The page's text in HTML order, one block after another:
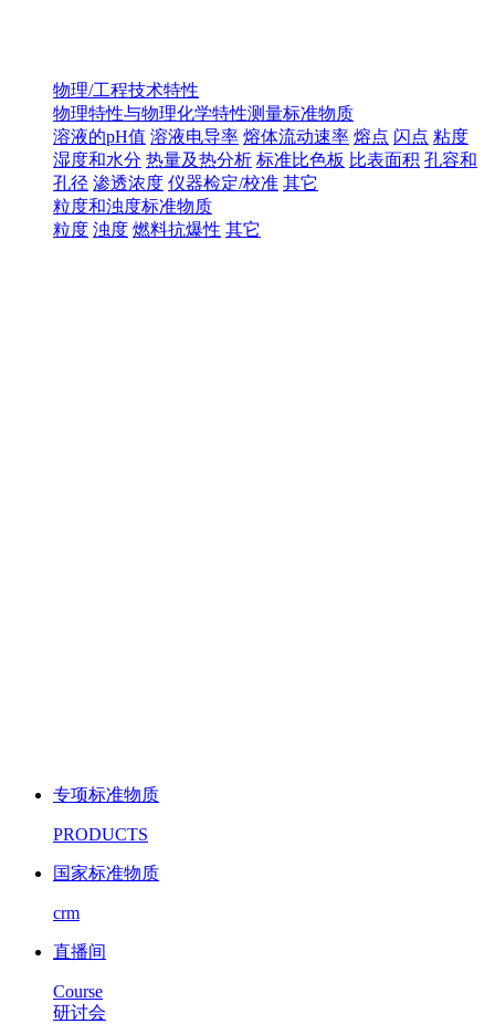
物理/工程技术特性
物理特性与物理化学特性测量标准物质
溶液的pH值 溶液电导率 熔体流动速率 熔点 闪点 粘度
湿度和水分 热量及热分析 标准比色板 比表面积 孔容和
孔径 渗透浓度 仪器检定/校准 其它
粒度和浊度标准物质
粒度 浊度 燃料抗爆性 其它
专项标准物质
PRODUCTS
国家标准物质
crm
直播间
Course
研讨会